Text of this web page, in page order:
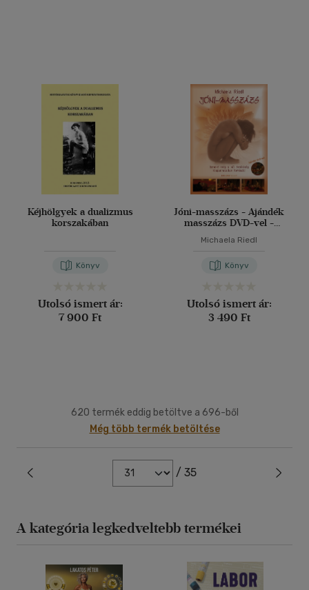
Kéjhölgyek a dualizmus
korszakában
Könyv
Utolsó ismert ár:
7 900 Ft
Jóni-masszázs - Ajándék
masszázs DVD-vel -
Michaela Riedl
Könyv
Utolsó ismert ár:
3 490 Ft
620 termék eddig betöltve a 696-ből
Még több termék betöltése
/ 35
A kategória legkedveltebb termékei